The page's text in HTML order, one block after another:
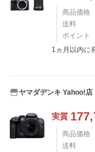
商品価格
送料
ポイント
1ヵ月以内に
ヤマダデンキ Yahoo!店
実質
商品価格
送料